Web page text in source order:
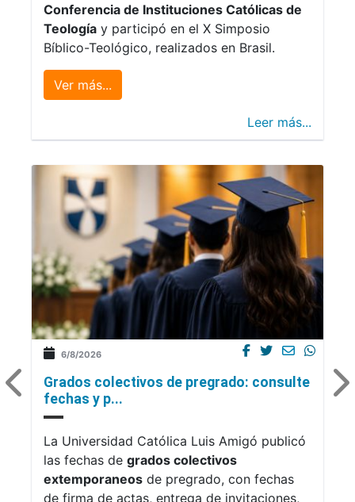
Conferencia de Instituciones Católicas de
Teología y participó en el X Simposio
Bíblico-Teológico, realizados en Brasil.
Ver más...
Leer más...
6/8/2026
Grados colectivos de pregrado: consulte
fechas y p...
La Universidad Católica Luis Amigó publicó
las fechas de grados colectivos
extemporaneos de pregrado, con fechas
de firma de actas, entrega de invitaciones,